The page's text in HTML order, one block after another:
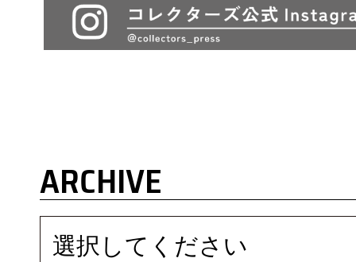
ARCHIVE
選択してください